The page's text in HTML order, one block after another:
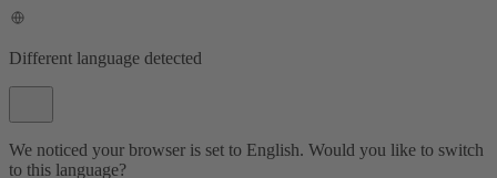
Different language detected
We noticed your browser is set to English. Would you like to switch
to this language?